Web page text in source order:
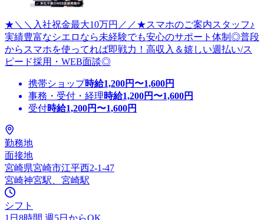
★＼＼入社祝金最大10万円／／★スマホのご案内スタッフ♪
実績豊富なシエロなら未経験でも安心のサポート体制◎普段
からスマホを使ってれば即戦力！高収入＆嬉しい週払い/ス
ピード採用・WEB面談◎
携帯ショップ時給1,200円〜1,600円
事務・受付・経理時給1,200円〜1,600円
受付時給1,200円〜1,600円
勤務地
面接地
宮崎県宮崎市江平西2-1-47
宮崎神宮駅、宮崎駅
シフト
1日8時間 週5日からOK